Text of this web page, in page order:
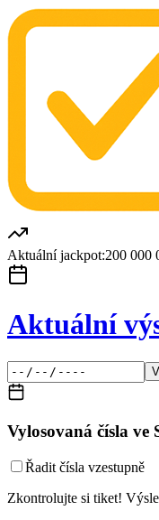
Aktuální jackpot:200 000
Aktuální
Vylosovaná čísla ve
Řadit čísla vzestupně
Zkontrolujte si tiket!